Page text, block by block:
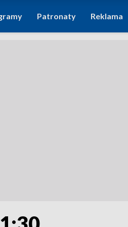
Patronaty Reklama